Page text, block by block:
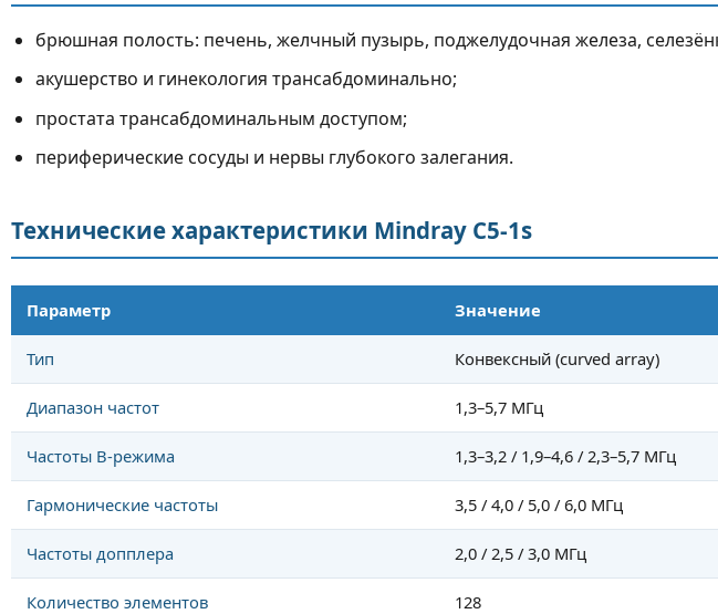
2026
в УЗИ: что
они врут
о задаче
допплеровские
— самая заметная
6 августа 2026
Узлы щитовидной железы
Коротко о задаче Узел
щитовидной железы размером
4–9 мм — находка, на которой...
брюшная полость: печень, желчный пузырь, поджелудочная железа,
акушерство и гинекология трансабдоминально;
простата трансабдоминальным доступом;
периферические сосуды и нервы глубокого залегания.
Технические характеристики Mindray C5-1s
Параметр Значение
Тип Конвексный (curved array)
Диапазон частот 1,3–5,7 МГц
Частоты B-режима 1,3–3,2 / 1,9–4,6 / 2,3–5,7 МГц
Гармонические частоты 3,5 / 4,0 / 5,0 / 6,0 МГц
Частоты допплера 2,0 / 2,5 / 3,0 МГц
Количество элементов 128